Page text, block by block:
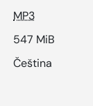
MP3
547 MiB
Čeština